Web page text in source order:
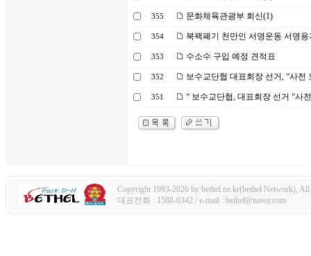
355 문화체육관광부 회신(1)
354 북팩폐기 천만인 서명운동 서명용
353 수소수 구입 예정 견적표
352 보수교단협 대표회장 선거, “사전
351 “ 보수교단협, 대표회장 선거 “사
Copyright 1993-2026 by bethel.ne.kr(bethel Network), All
대표전화 : 1588-0342 / e-mail : bethel@naver.com